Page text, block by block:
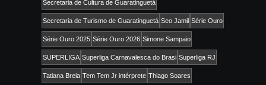
Secretaria de Cultura de Guaratinguetá
Secretaria de Turismo de Guaratinguetá Seo Jamil Série Ouro
Série Ouro 2025 Série Ouro 2026 Simone Sampaio
SUPERLIGA Superliga Carnavalesca do Brasi Superliga RJ
Tatiana Breia Tem Tem Jr intérprete Thiago Soares